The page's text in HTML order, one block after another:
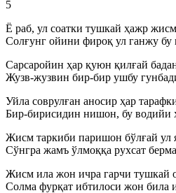
5
Ё раб, ул соатки тушкай ҳажр
Солғунг ойини фироқ ул ганжу бу
Сарсаройин ҳар қуюн қилғай
Жузв-жузвин бир-бир ушбу
Уйла соврулған аносир ҳар
Бир-бирисидин нишон, бу водийи
Жисм таркиби паришон бўлғай ул
Сўнгра жамъ ўлмоққа рухсат
Жисм ила жон ичра гарчи тушкай
Солма фурқат ибтилоси жон била